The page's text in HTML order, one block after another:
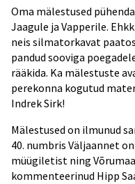
Oma mälestused
Jaagule ja Vapperile.
neis silmatorkavat
pandud sooviga
rääkida. Ka mälestuste
perekonna kogutud
Indrek Sirk!
Mälestused on ilmunud
40. numbris Väljaannet
müügiletist ning
kommenteerinud Hipp